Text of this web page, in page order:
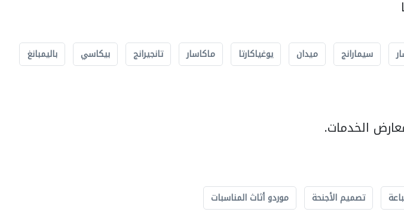
سيمارانج ميدان يوغياكارتا ماكاسار تانجيرانج بيكاسي باليمبانغ
الخدمات.
تصميم الأجنحة موردو أثاث المناسبات